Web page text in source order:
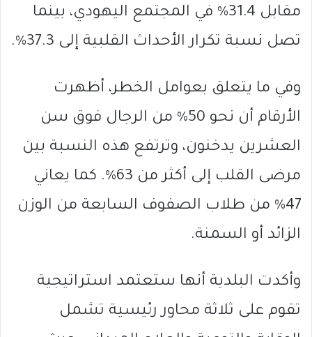
مقابل 31.4% في المجتمع اليهودي، بينما
تصل نسبة تكرار الأحداث القلبية إلى 37.3%.
وفي ما يتعلق بعوامل الخطر، أظهرت
الأرقام أن نحو 50% من الرجال فوق سن
العشرين يدخنون، وترتفع هذه النسبة بين
مرضى القلب إلى أكثر من 63%. كما يعاني
47% من طلاب الصفوف السابعة من الوزن
الزائد أو السمنة.
وأكدت البلدية أنها ستعتمد استراتيجية
تقوم على ثلاثة محاور رئيسية تشمل